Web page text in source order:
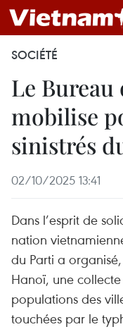
SOCIÉTÉ
Le Bureau
mobilise
sinistrés
02/10/2025 13:41
Dans l’esprit de
nation
du Parti a
Hanoï, une
populations des
touchées par le